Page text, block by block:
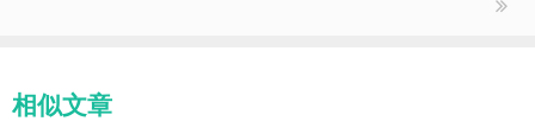
相似文章